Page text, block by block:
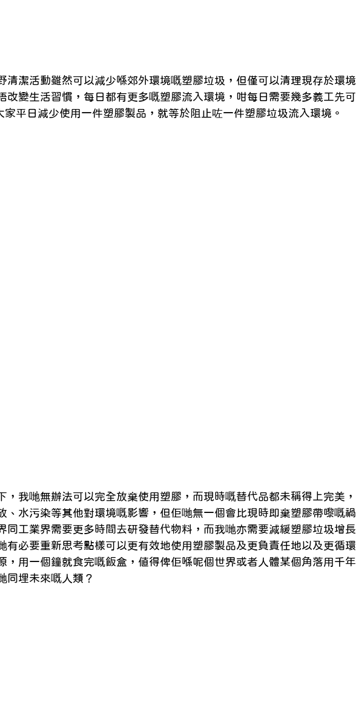
清潔活動雖然可以減少喺郊外環境嘅塑膠垃圾，但僅可以清理現存於環境
改變生活習慣，每日都有更多嘅塑膠流入環境，咁每日需要幾多義工先可
家平日減少使用一件塑膠製品，就等於阻止咗一件塑膠垃圾流入環境。
，我哋無辦法可以完全放棄使用塑膠，而現時嘅替代品都未稱得上完美，
、水污染等其他對環境嘅影響，但佢哋無一個會比現時即棄塑膠帶嚟嘅禍
同工業界需要更多時間去研發替代物料，而我哋亦需要減緩塑膠垃圾增長
有必要重新思考點樣可以更有效地使用塑膠製品及更負責任地以及更循環
，用一個鐘就食完嘅飯盒，值得俾佢喺呢個世界或者人體某個角落用千年
同埋未來嘅人類？